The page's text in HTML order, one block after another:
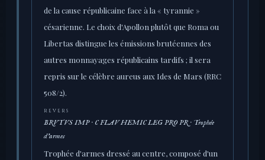
de la cause républicaine face à la « tyrannie »
césarienne. Le choix d'Apollon plutôt que Roma ou
Libertas distingue les émissions brutéennes des
autres monnayages républicains tardifs ; il sera
repris sur le célèbre aureus aux Ides de Mars (RRC
508/2).
REVERS
BRVTVS IMP · C FLAV HEMIC LEG PRO PR · Trophée
d'armes
Trophée d'armes dressé au centre, composé d'un